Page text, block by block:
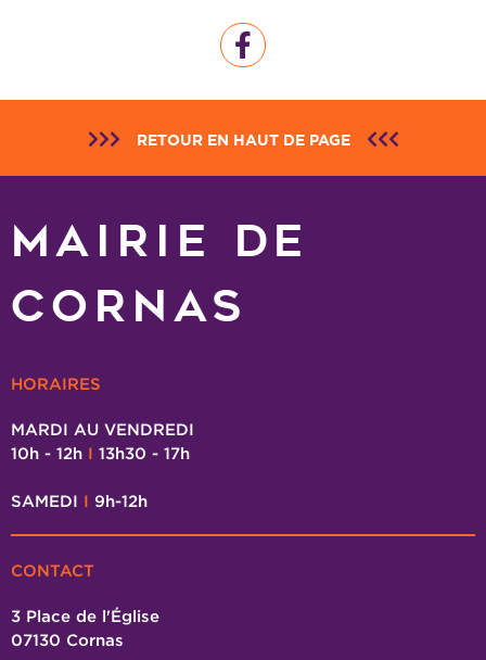
RETOUR EN HAUT DE PAGE
MAIRIE DE
CORNAS
HORAIRES
MARDI AU VENDREDI
10h - 12h I 13h30 - 17h
SAMEDI I 9h-12h
CONTACT
3 Place de l'Église
07130 Cornas